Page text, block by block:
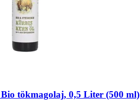
Bio tökmagolaj, 0,5 Liter (500 ml)